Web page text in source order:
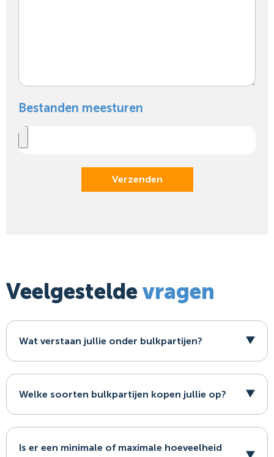
Bestanden meesturen
Verzenden
Veelgestelde vragen
Wat verstaan jullie onder bulkpartijen?
Welke soorten bulkpartijen kopen jullie op?
Is er een minimale of maximale hoeveelheid